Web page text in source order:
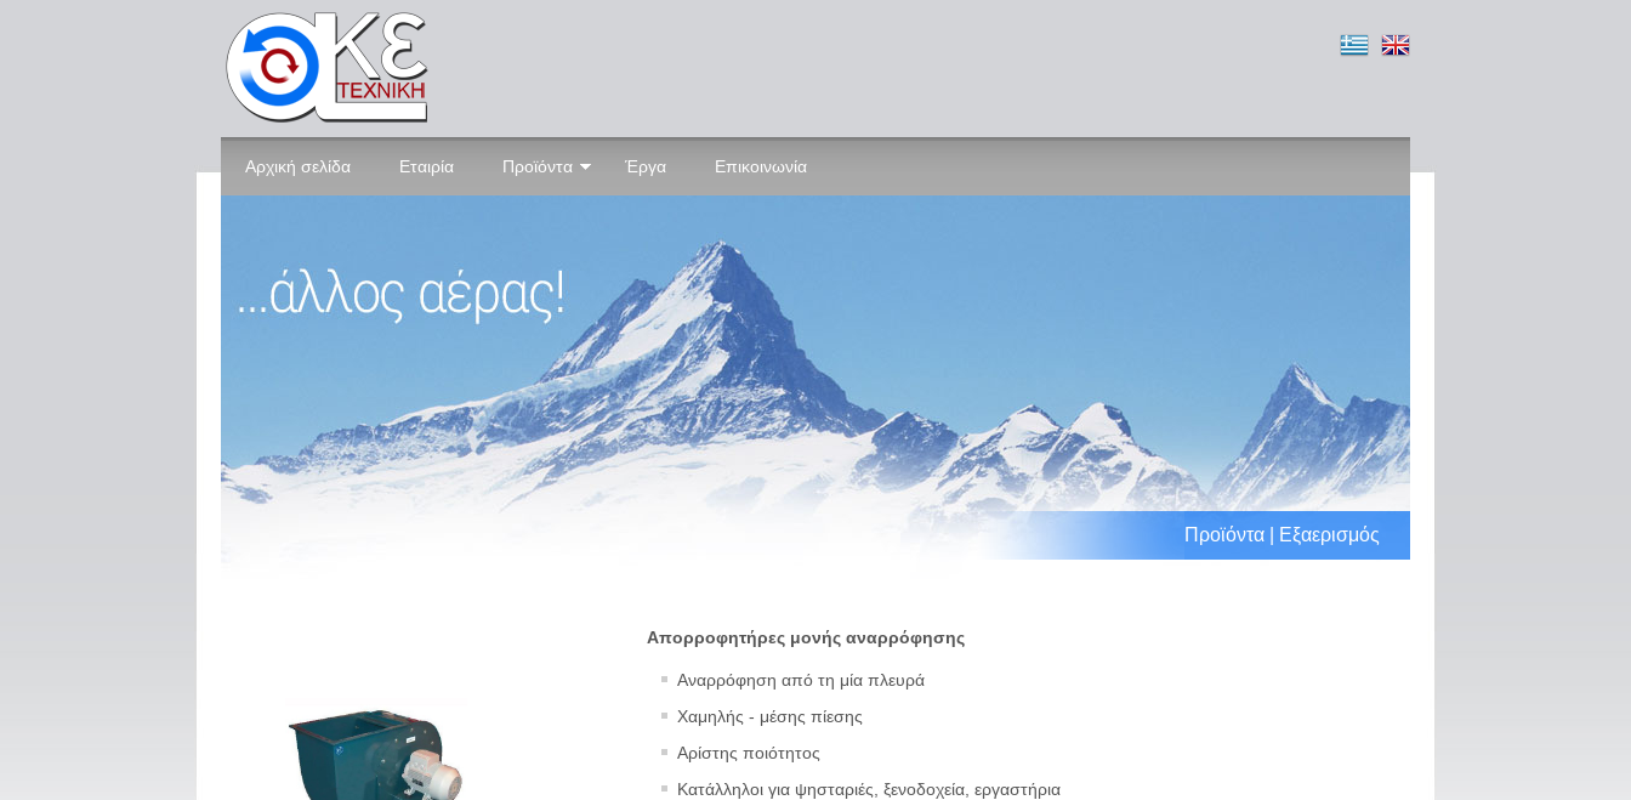
Αρχική σελίδα Εταιρία Προϊόντα Έργα Επικοινωνία
Προϊόντα | Εξαερισμός
Απορροφητήρες μονής αναρρόφησης
Αναρρόφηση από τη μία πλευρά
Χαμηλής - μέσης πίεσης
Αρίστης ποιότητος
Κατάλληλοι για ψησταριές, ξενοδοχεία, εργαστήρια